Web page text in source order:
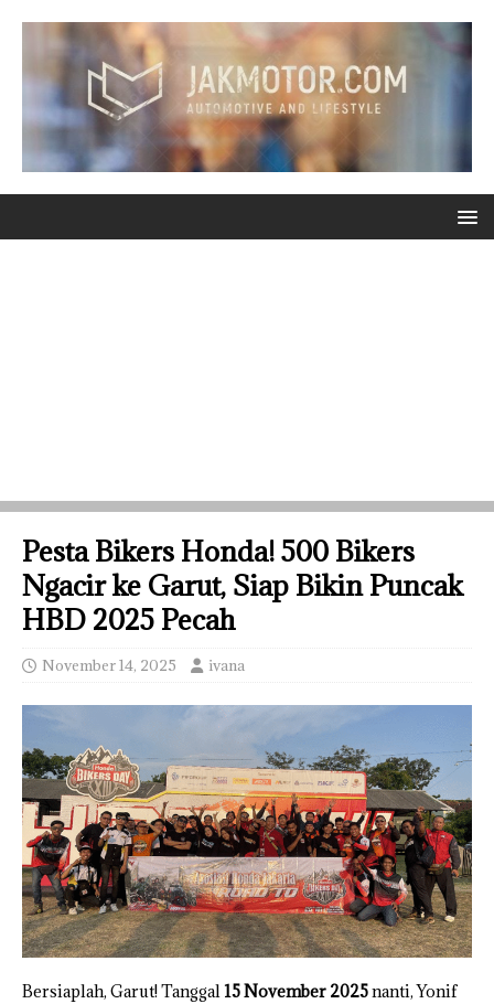
Pesta Bikers Honda! 500 Bikers
Ngacir ke Garut, Siap Bikin Puncak
HBD 2025 Pecah
November 14, 2025 ivana
Bersiaplah, Garut! Tanggal15 November 2025nanti, Yonif